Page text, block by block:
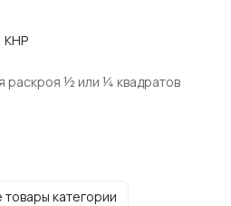
КНР
раскроя ½ или ¼ квадратов
товары категории